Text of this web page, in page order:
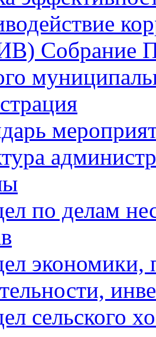
Собрание
по делам
экономики,
сельского